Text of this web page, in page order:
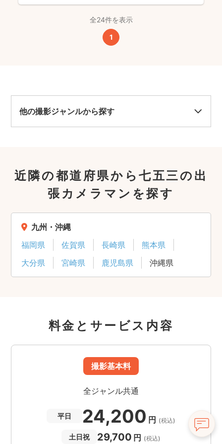
全24件を表示
1
他の撮影ジャンルから探す
近隣の都道府県から七五三の出
張カメラマンを探す
九州・沖縄
福岡県
佐賀県 長崎県
熊本県
大分県
宮崎県 鹿児島県 沖縄県
料金とサービス内容
撮影基本料
全ジャンル共通
平日 24,200 円 (税込)
土日祝 29,700 円 (税込)